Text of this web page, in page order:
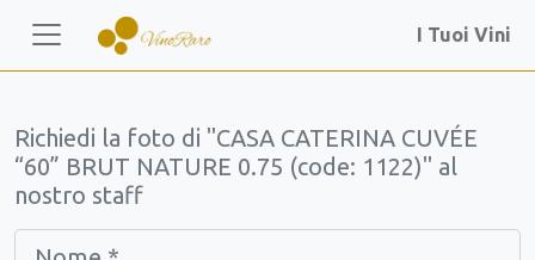
I Tuoi Vini
Richiedi la foto di "CASA CATERINA CUVÉE
“60” BRUT NATURE 0.75 (code: 1122)" al
nostro staff